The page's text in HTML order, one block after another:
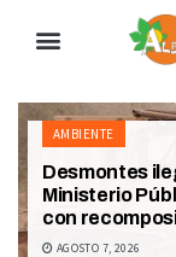
AMBIENTE
Desmontes
Ministerio
con
AGOSTO 7, 2026